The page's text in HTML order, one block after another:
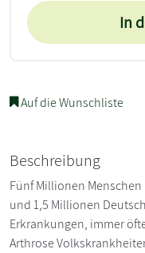
In
Auf die Wunschliste
Beschreibung
Fünf Millionen
und 1,5 Millionen
Erkrankungen, immer
Arthrose